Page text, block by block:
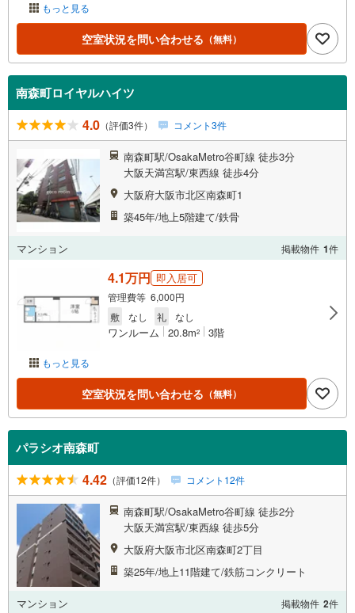
もっと見る
空室状況を問い合わせる （無料）
南森町ロイヤルハイツ
4.0 （評価3件） コメント3件
南森町駅/OsakaMetro谷町線 徒歩3分
大阪天満宮駅/東西線 徒歩4分
大阪府大阪市北区南森町1
築45年/地上5階建て/鉄骨
マンション 掲載物件 1件
もっと見る
4.1万円 即入居可
管理費等 6,000円
敷
なし 礼 なし
ワンルーム 20.8m2 3階
空室状況を問い合わせる （無料）
パラシオ南森町
4.42 （評価12件） コメント12件
南森町駅/OsakaMetro谷町線 徒歩2分
大阪天満宮駅/東西線 徒歩5分
大阪府大阪市北区南森町2丁目
築25年/地上11階建て/鉄筋コンクリート
マンション 掲載物件 2件